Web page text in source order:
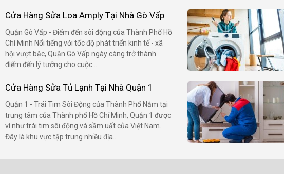
Cửa Hàng Sửa Loa Amply Tại Nhà Gò Vấp
Quận Gò Vấp - Điểm đến sôi động của Thành Phố Hồ
Chí Minh Nổi tiếng với tốc độ phát triển kinh tế - xã
hội vượt bậc, Quận Gò Vấp ngày càng trở thành
điểm đến lý tưởng cho cuộc...
Cửa Hàng Sửa Tủ Lạnh Tại Nhà Quận 1
Quận 1 - Trái Tim Sôi Động của Thành Phố Nằm tại
trung tâm của Thành phố Hồ Chí Minh, Quận 1 được
ví như trái tim sôi động và sầm uất của Việt Nam.
Đây là khu vực tập trung nhiều địa...